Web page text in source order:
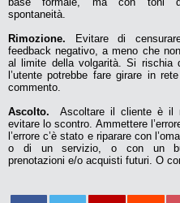
spontaneità.
Rimozione. Evitare di
feedback negativo, a meno che
al limite della volgarità. Si rischia
l’utente potrebbe fare girare in
commento.
Ascolto. Ascoltare il cliente è il
evitare lo scontro. Ammettere
l’errore c’è stato e riparare con
o di un servizio, o con un
prenotazioni e/o acquisti futuri. O